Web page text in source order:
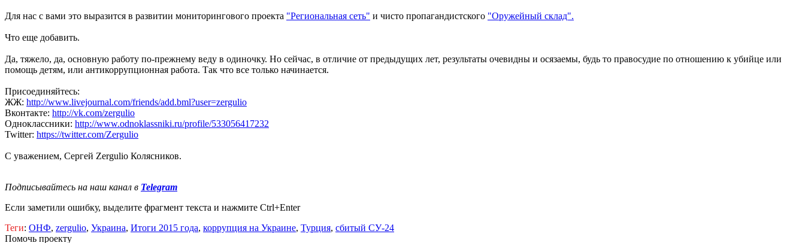
Для нас с вами это выразится в развитии мониторингового проекта "Региональная сеть" и чисто пропагандистского "Оружейный склад".
Что еще добавить.
Да, тяжело, да, основную работу по-прежнему веду в одиночку. Но сейчас, в отличие от предыдущих лет, результаты очевидны и осязаемы, будь то правосудие по отношению к убийце или
помощь детям, или антикоррупционная работа. Так что все только начинается.
Присоединяйтесь:
ЖЖ: http://www.livejournal.com/friends/add.bml?user=zergulio
Вконтакте: http://vk.com/zergulio
Одноклассники: http://www.odnoklassniki.ru/profile/533056417232
Twitter: https://twitter.com/Zergulio
С уважением, Сергей Zergulio Колясников.
Подписывайтесь на наш канал в Telegram
Если заметили ошибку, выделите фрагмент текста и нажмите Ctrl+Enter
Теги: ОНФ, zergulio, Украина, Итоги 2015 года, коррупция на Украине, Турция, сбитый СУ-24
Помочь проекту